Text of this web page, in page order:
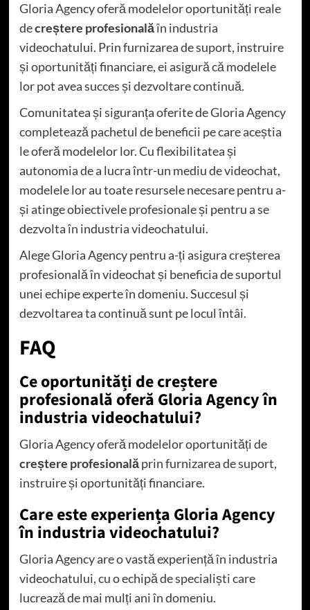
Gloria Agency oferă modelelor oportunități reale
decreștere profesionalăîn industria
videochatului. Prin furnizarea de suport, instruire
și oportunități financiare, ei asigură că modelele
lor pot avea succes și dezvoltare continuă.
Comunitatea și siguranța oferite de Gloria Agency
completează pachetul de beneficii pe care aceștia
le oferă modelelor lor. Cu flexibilitatea și
autonomia de a lucra într-un mediu de videochat,
modelele lor au toate resursele necesare pentru a-
și atinge obiectivele profesionale și pentru a se
dezvolta în industria videochatului.
Alege Gloria Agency pentru a-ți asigura creșterea
profesională în videochat și beneficia de suportul
unei echipe experte în domeniu. Succesul și
dezvoltarea ta continuă sunt pe locul întâi.
FAQ
Ce oportunități de creștere
profesională oferă Gloria Agency în
industria videochatului?
Gloria Agency oferă modelelor oportunități de
creștere profesionalăprin furnizarea de suport,
instruire și oportunități financiare.
Care este experiența Gloria Agency
în industria videochatului?
Gloria Agency are o vastă experiență în industria
videochatului, cu o echipă de specialiști care
lucrează de mai mulți ani în domeniu.